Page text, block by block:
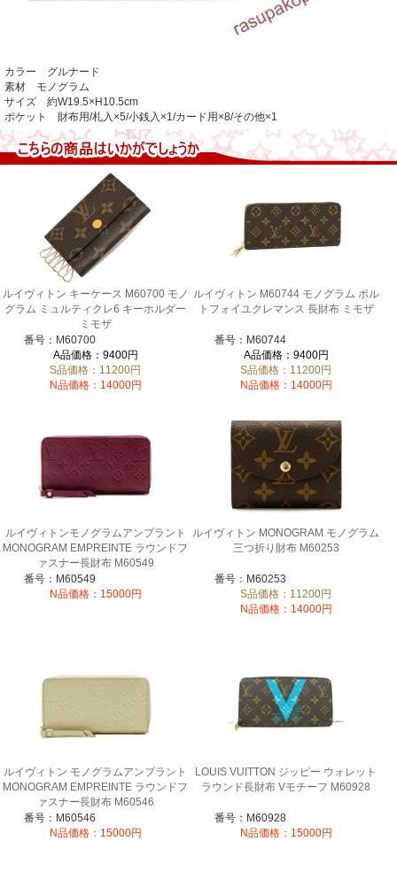
カラー グルナード
素材 モノグラム
サイズ 約W19.5×H10.5cm
ポケット 財布用/札入×5/小銭入×1/カード用×8/その他×1
ルイヴィトン キーケース M60700 モノ
グラム ミュルティクレ6 キーホルダー
ミモザ
番号：M60700
A品価格：9400円
S品価格：11200円
N品価格：14000円
ルイヴィトン M60744 モノグラム ポル
トフォイユクレマンス 長財布 ミモザ
番号：M60744
A品価格：9400円
S品価格：11200円
N品価格：14000円
ルイヴィトンモノグラムアンプラント
MONOGRAM EMPREINTE ラウンドフ
ァスナー長財布 M60549
番号：M60549
N品価格：15000円
ルイヴィトン MONOGRAM モノグラム
三つ折り財布 M60253
番号：M60253
S品価格：11200円
N品価格：14000円
ルイヴィトン モノグラムアンプラント
MONOGRAM EMPREINTE ラウンドフ
ァスナー長財布 M60546
番号：M60546
N品価格：15000円
LOUIS VUITTON ジッピー ウォレット
ラウンド長財布 Vモチーフ M60928
番号：M60928
N品価格：15000円